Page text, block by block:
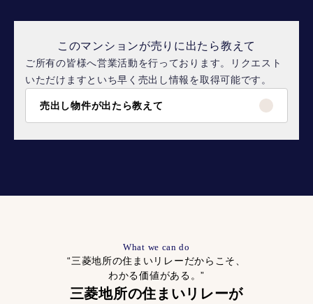
このマンションが売りに出たら教えて
ご所有の皆様へ営業活動を行っております。リクエスト
いただけますといち早く売出し情報を取得可能です。
売出し物件が出たら教えて
What we can do
“三菱地所の住まいリレーだからこそ、
わかる価値がある。”
三菱地所の住まいリレーが